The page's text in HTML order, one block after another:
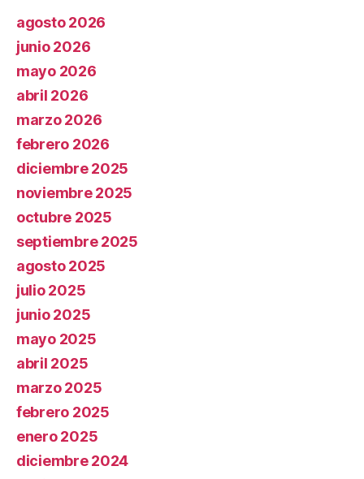
agosto 2026
junio 2026
mayo 2026
abril 2026
marzo 2026
febrero 2026
diciembre 2025
noviembre 2025
octubre 2025
septiembre 2025
agosto 2025
julio 2025
junio 2025
mayo 2025
abril 2025
marzo 2025
febrero 2025
enero 2025
diciembre 2024